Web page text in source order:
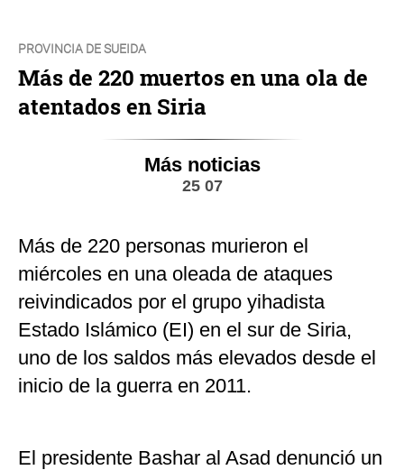
PROVINCIA DE SUEIDA
Más de 220 muertos en una ola de
atentados en Siria
Más noticias
25 07
Más de 220 personas murieron el
miércoles en una oleada de ataques
reivindicados por el grupo yihadista
Estado Islámico (EI) en el sur de Siria,
uno de los saldos más elevados desde el
inicio de la guerra en 2011.
El presidente Bashar al Asad denunció un